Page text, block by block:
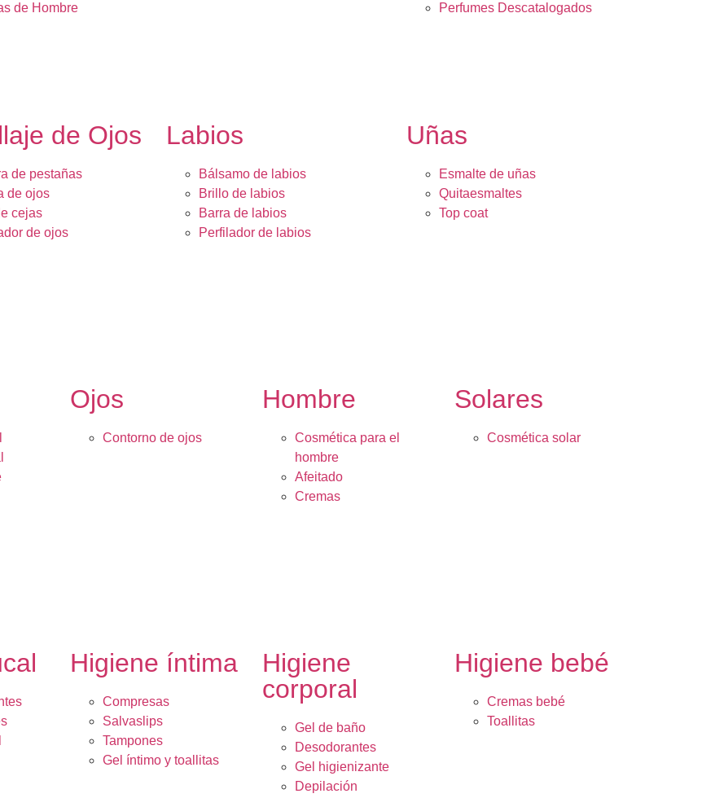
de Hombre
Perfumes Descatalogados
de Ojos
de pestañas
de ojos
cejas
de ojos
Labios
Bálsamo de labios
Brillo de labios
Barra de labios
Perfilador de labios
Uñas
Esmalte de uñas
Quitaesmaltes
Top coat
Ojos
Contorno de ojos
Hombre
Cosmética para el
hombre
Afeitado
Cremas
Solares
Cosmética solar
Higiene íntima
Compresas
Salvaslips
Tampones
Gel íntimo y toallitas
Higiene
corporal
Gel de baño
Desodorantes
Gel higienizante
Depilación
Higiene bebé
Cremas bebé
Toallitas